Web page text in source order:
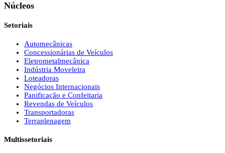
Núcleos
Setoriais
Automecânicas
Concessionárias de Veículos
Eletrometalmecânica
Indústria Moveleira
Loteadoras
Negócios Internacionais
Panificação e Confeitaria
Revendas de Veículos
Transportadoras
Terraplenagem
Multissetoriais